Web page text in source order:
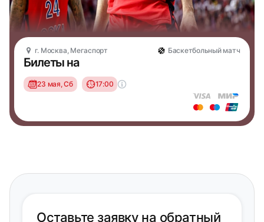
г. Москва, Мегаспорт Баскетбольный матч
Билеты на
23 мая, Сб 17:00
Оставьте заявку на обратный